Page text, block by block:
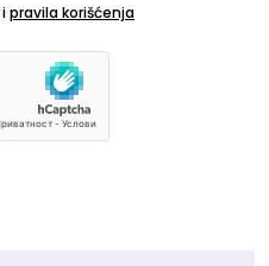
ipravila korišćenja